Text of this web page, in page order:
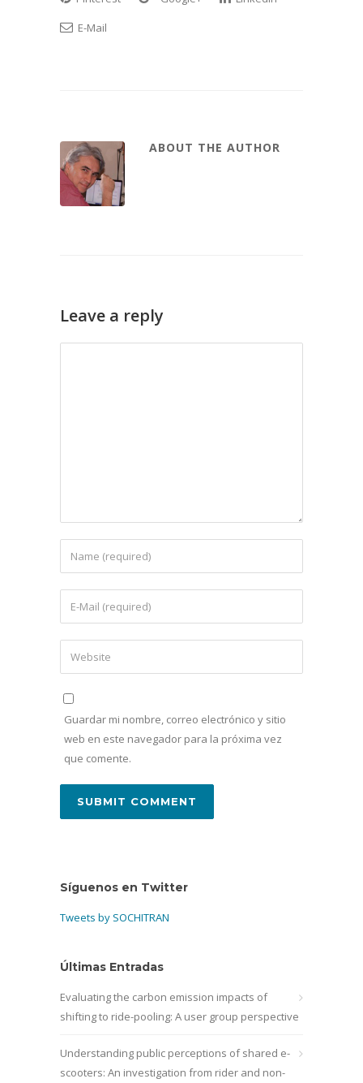
E-Mail
ABOUT THE AUTHOR
Leave a reply
Guardar mi nombre, correo electrónico y sitio
web en este navegador para la próxima vez
que comente.
Síguenos en Twitter
Tweets by SOCHITRAN
Últimas Entradas
Evaluating the carbon emission impacts of
shifting to ride-pooling: A user group perspective
Understanding public perceptions of shared e-
scooters: An investigation from rider and non-